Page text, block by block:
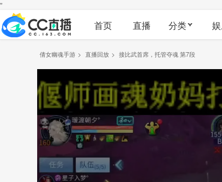
"
首页 直播 分类
倩女幽魂手游 > 直播回放 > 接比武首席，托管夺魂 第7段